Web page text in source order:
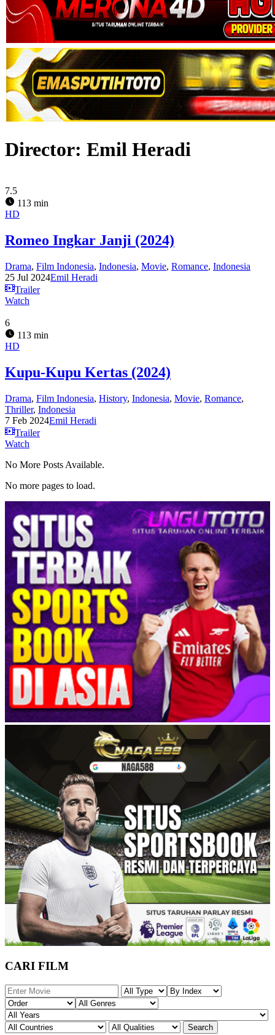
Director: Emil Heradi
7.5
113 min
HD
Romeo Ingkar Janji (2024)
Drama, Film Indonesia, Indonesia, Movie, Romance, Indonesia
25 Jul 2024Emil Heradi
Trailer
Watch
6
113 min
HD
Kupu-Kupu Kertas (2024)
Drama, Film Indonesia, History, Indonesia, Movie, Romance,
Thriller, Indonesia
7 Feb 2024Emil Heradi
Trailer
Watch
No More Posts Available.
No more pages to load.
CARI FILM